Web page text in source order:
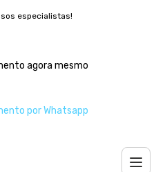
especialistas!
agora mesmo
por Whatsapp